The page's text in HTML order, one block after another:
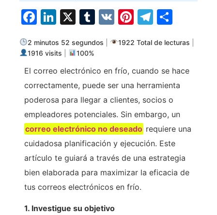
Facebook
LinkedIn
X Tumblr
VK Pinterest
2 minutos 52 segundos 1922 Total de lecturas
1916 visits
100%
El correo electrónico en frío, cuando se hace
correctamente, puede ser una herramienta
poderosa para llegar a clientes, socios o
empleadores potenciales. Sin embargo, un
correo electrónico no deseado requiere una
cuidadosa planificación y ejecución. Este
artículo te guiará a través de una estrategia
bien elaborada para maximizar la eficacia de
tus correos electrónicos en frío.
1. Investigue su objetivo